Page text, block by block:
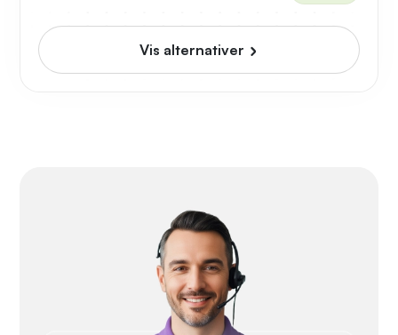
Vis alternativer